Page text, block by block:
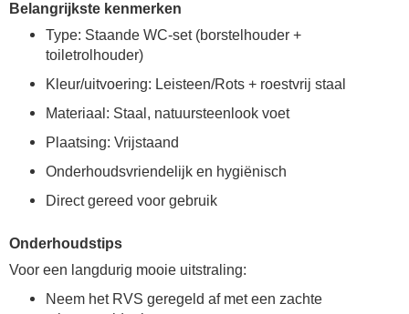
Belangrijkste kenmerken
Type: Staande WC-set (borstelhouder +
toiletrolhouder)
Kleur/uitvoering: Leisteen/Rots + roestvrij staal
Materiaal: Staal, natuursteenlook voet
Plaatsing: Vrijstaand
Onderhoudsvriendelijk en hygiënisch
Direct gereed voor gebruik
Onderhoudstips
Voor een langdurig mooie uitstraling:
Neem het RVS geregeld af met een zachte